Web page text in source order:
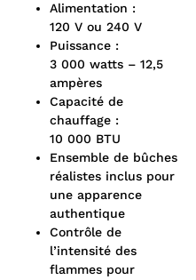
Alimentation :
120 V ou 240 V
Puissance :
3 000 watts – 12,5
ampères
Capacité de
chauffage :
10 000 BTU
Ensemble de bûches
réalistes inclus pour
une apparence
authentique
Contrôle de
l’intensité des
flammes pour